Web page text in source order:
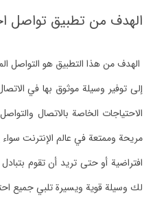
الهدف من تطبيق تواصل
الهدف من هذا التطبيق هو التواصل
إلى توفير وسيلة موثوق بها في
الاحتياجات الخاصة بالاتصال
مريحة وممتعة في عالم الإنترنت
افتراضية أو حتى تريد أن تقوم
لك وسيلة قوية ويسيرة تلبي جميع